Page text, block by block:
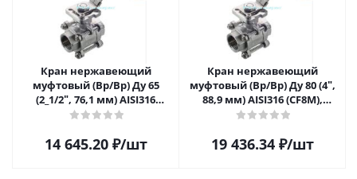
Кран нержавеющий
муфтовый (Вр/Вр) Ду 65
(2_1/2ʺ, 76,1 мм) AISI316
(CF8M), полнопроходной,
(3PC) разборный, с
14 645.20₽/шт
Кран нержавеющий
муфтовый (Вр/Вр) Ду 80 (4ʺ,
88,9 мм) AISI316 (CF8M),
полнопроходной, шаровой,
разборный, с блокировкой
19 436.34₽/шт